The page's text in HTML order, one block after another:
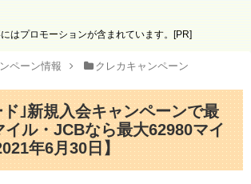
はプロモーションが含まれています。[PR]
ペーン情報 クレカキャンペーン
｣新規入会キャンペーンで最
イル・JCBなら最大62980マイ
年6月30日】